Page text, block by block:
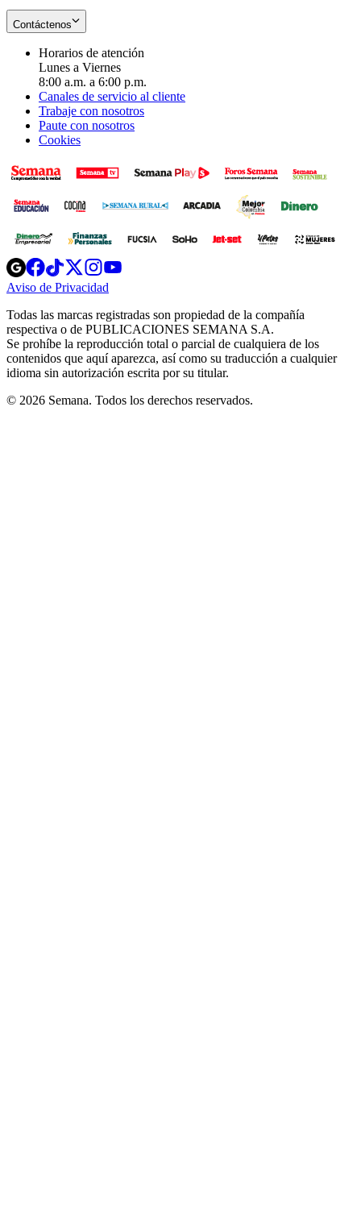
Contáctenos
Horarios de atención
Lunes a Viernes
8:00 a.m. a 6:00 p.m.
Canales de servicio al cliente
Trabaje con nosotros
Paute con nosotros
Cookies
Opens
in
new
Opens
in
new
Opens
in
new
window
Opens
new
windowwindow
Aviso de Privacidad
new
window
Todas las marcas registradas son propiedad de la compañía
respectiva o de PUBLICACIONES SEMANA S.A.
Se prohíbe la reproducción total o parcial de cualquiera de los
contenidos que aquí aparezca, así como su traducción a cualquier
idioma sin autorización escrita por su titular.
© 2026 Semana. Todos los derechos reservados.